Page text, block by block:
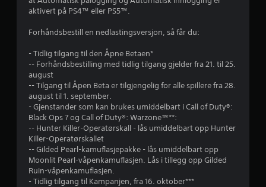
aktivert på PS4™ eller PS5™.
Forhåndsbestill en nedlastingsversjon, så får du:
- Tidlig tilgang til den Åpne Betaen*
-- Forhåndsbestilling med tidlig tilgang gjelder fra 21. til 25.
august
-- Tilgang til Åpen Beta er tilgjengelig for alle spillere fra 28.
august til 1. september.
- Gjenstander som kan brukes umiddelbart i Call of Duty®:
Black Ops 7 og Call of Duty®: Warzone™**:
-- Hunter Killer-Operatørskall - lås umiddelbart opp Hunter
Killer-Operatørskallet
-- Gilded Pearl-kamuflasjepakke - lås umiddelbart opp
Moonlit Pearl-våpenkamuflasjen. Lås i tillegg opp Gilded
Ruin-våpenkamuflasjen.
- Tidlig tilgang til Kampanjen, fra 16. oktober***